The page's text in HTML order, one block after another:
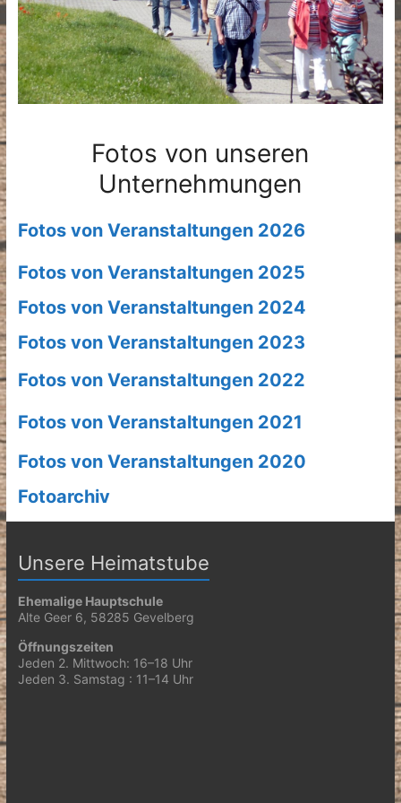
Fotos von unseren
Unternehmungen
Fotos von Veranstaltungen 2026
Fotos von Veranstaltungen 2025
Fotos von Veranstaltungen 2024
Fotos von Veranstaltungen 2023
Fotos von Veranstaltungen 2022
Fotos von Veranstaltungen 2021
Fotos von Veranstaltungen 2020
Fotoarchiv
Unsere Heimatstube
Ehemalige Hauptschule
Alte Geer 6, 58285 Gevelberg
Öffnungszeiten
Jeden 2. Mittwoch: 16–18 Uhr
Jeden 3. Samstag : 11–14 Uhr